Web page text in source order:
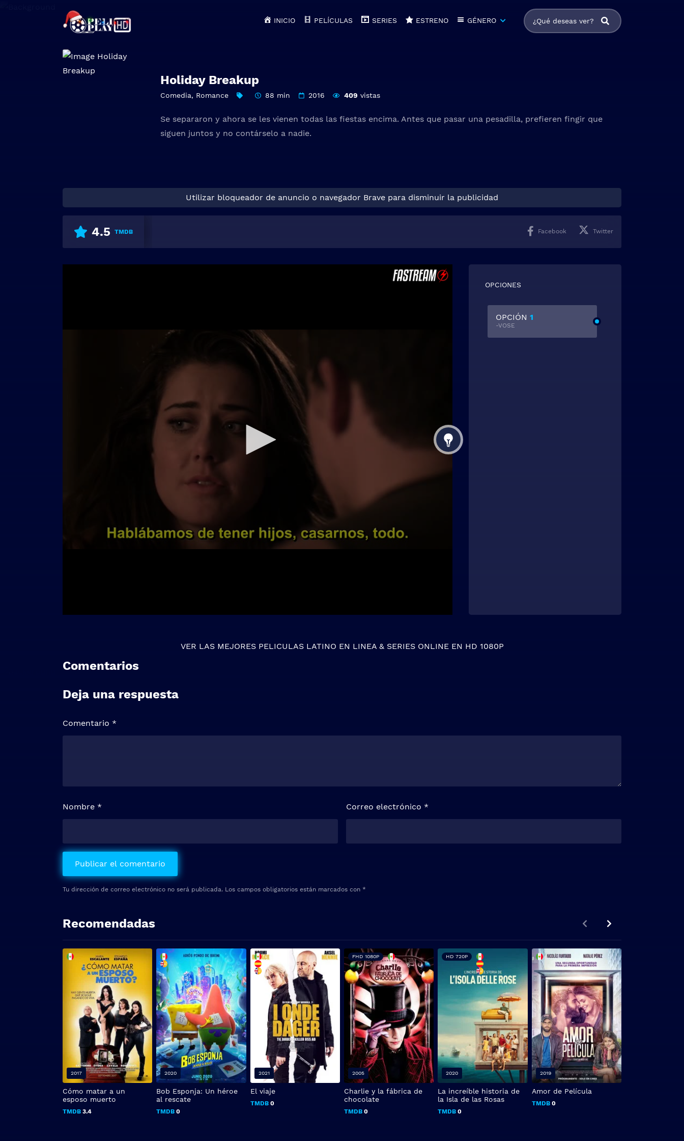
INICIO PELÍCULAS SERIES ESTRENO GÉNERO
Holiday Breakup
Comedia, Romance 88 min 2016 409 vistas
Se separaron y ahora se les vienen todas las fiestas encima. Antes que pasar una pesadilla, prefieren fingir que
siguen juntos y no contárselo a nadie.
Utilizar bloqueador de anuncio o navegador Brave para disminuir la publicidad
4.5 TMDB Facebook Twitter
OPCIONES
OPCIÓN 1
-VOSE
VER LAS MEJORES PELICULAS LATINO EN LINEA& SERIES ONLINEEN HD 1080P
Comentarios
Deja una respuesta
Tu dirección de correo electrónico no será publicada. Los campos obligatorios están marcados con *
Comentario *
Nombre * Correo electrónico *
Recomendadas
Cómo matar a un
esposo muerto
TMDB 3.4
2017
Bob Esponja: Un héroe
al rescate
TMDB 0
2020
El viaje
TMDB0
2021
Charlie y la fábrica de
chocolate
TMDB0
FHD 1080P
2005
La increíble historia de
la Isla de las Rosas
TMDB 0
HD 720P
2020
Amor de Película
TMDB0
2019